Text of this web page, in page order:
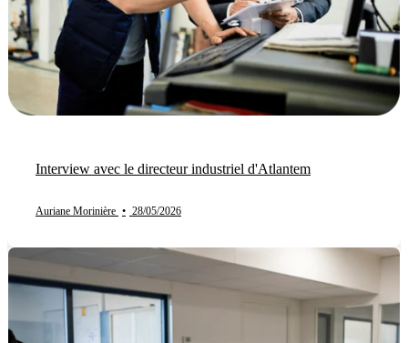
Interview avec le directeur industriel d'Atlantem
Auriane Morinière • 28/05/2026